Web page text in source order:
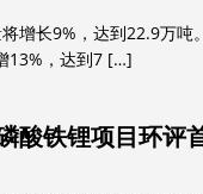
增长9%，达到22.9万
13%，达到7 […]
酸铁锂项目环评